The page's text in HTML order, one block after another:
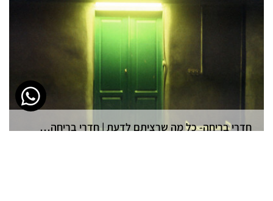
חדרי בריחה- כל מה שרציתם לדעת | חדרי בריחה בקריות